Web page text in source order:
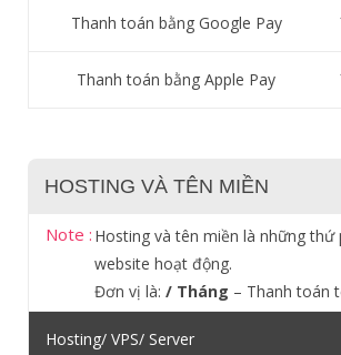
Thanh toán bằng Google Pay
Thanh toán bằng Apple Pay
HOSTING VÀ TÊN MIỀN
Note : Hosting và tên miền là những thứ
website hoạt động.
Đơn vị là: / Tháng – Thanh toán
Hosting/ VPS/ Server